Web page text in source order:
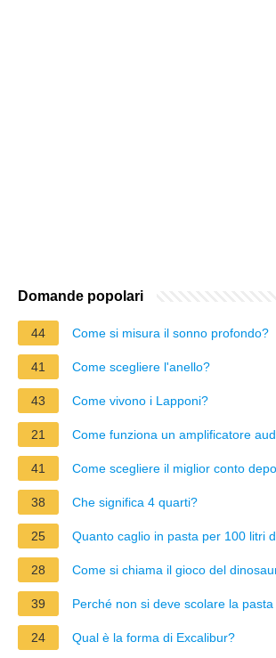
Domande popolari
44 Come si misura il sonno profondo?
41 Come scegliere l'anello?
43 Come vivono i Lapponi?
21 Come funziona un amplificatore
41 Come scegliere il miglior conto
38 Che significa 4 quarti?
25 Quanto caglio in pasta per 100 litri
28 Come si chiama il gioco del
39 Perché non si deve scolare la
24 Qual è la forma di Excalibur?